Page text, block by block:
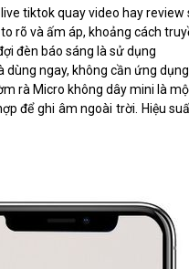
tiktok quay video hay review
rõ và ấm áp, khoảng cách
đèn báo sáng là sử dụng
dùng ngay, không cần ứng
rà Micro không dây mini là
để ghi âm ngoài trời. Hiệu